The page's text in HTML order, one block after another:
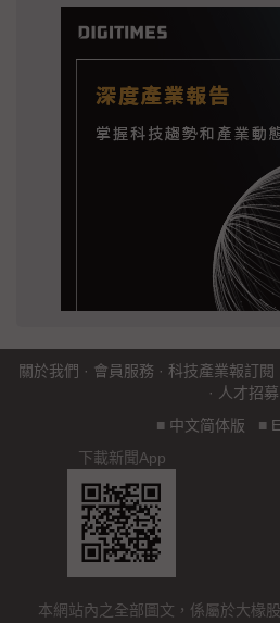
關於我們 · 會員服務 · 科技產業報訂閱
· 人才招募
■ 中文简体版 ■
下載新聞App
本網站內之全部圖文，係屬於大椽